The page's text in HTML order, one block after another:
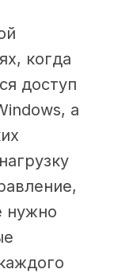
когда
доступ
а
нужно